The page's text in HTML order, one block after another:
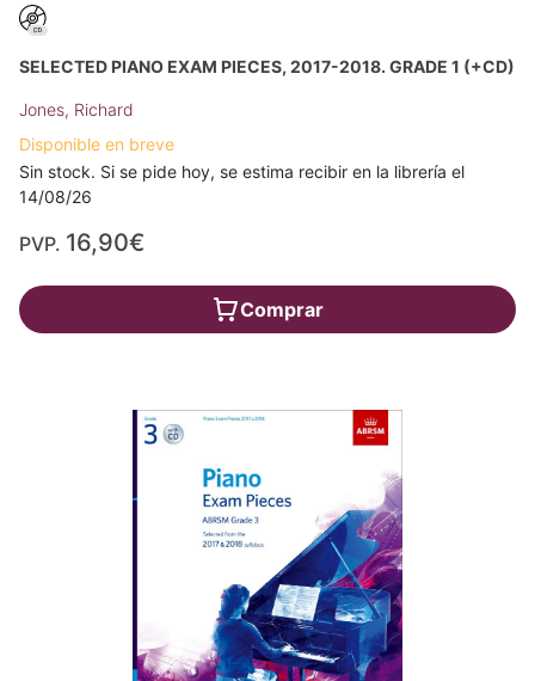
SELECTED PIANO EXAM PIECES, 2017-2018. GRADE 1 (+CD)
Jones, Richard
Disponible en breve
Sin stock. Si se pide hoy, se estima recibir en la librería el
14/08/26
PVP. 16,90€
Comprar